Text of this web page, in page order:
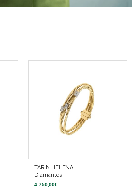
TARIN HELENA
Diamantes
4.750,00€